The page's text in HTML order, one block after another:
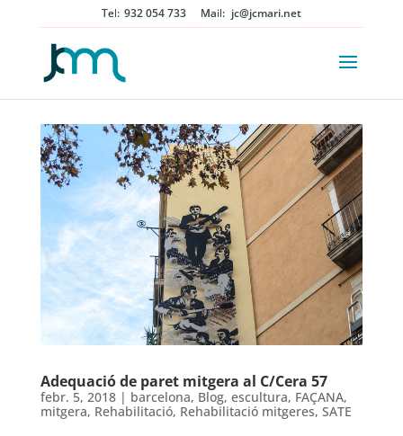
932 054 733 jc@jcmari.net
Adequació de paret mitgera al C/Cera 57
febr. 5, 2018| barcelona, Blog, escultura, FAÇANA,
mitgera, Rehabilitació, Rehabilitació mitgeres, SATE